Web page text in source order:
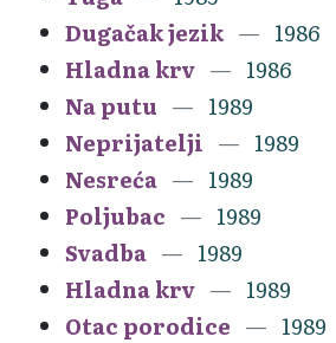
Dugačak jezik
1986
Hladna krv
1986
Na putu
1989
Neprijatelji
1989
Nesreća
1989
Poljubac
1989
Svadba
1989
Hladna krv
1989
Otac porodice
1989